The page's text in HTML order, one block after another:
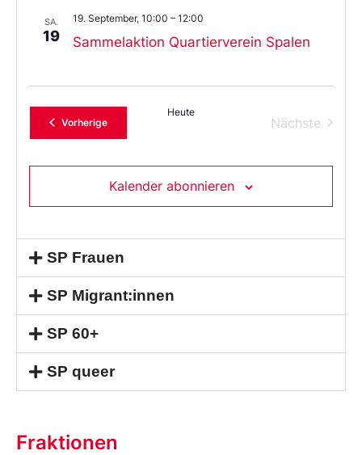
SA.
19 Sammelaktion Quartierverein Spalen
19. September, 10:00 – 12:00
VorherigeVeranstaltungen
Heute
Nächste
Kalender abonnieren
SP Frauen
SP Migrant:innen
SP 60+
SP queer
Fraktionen